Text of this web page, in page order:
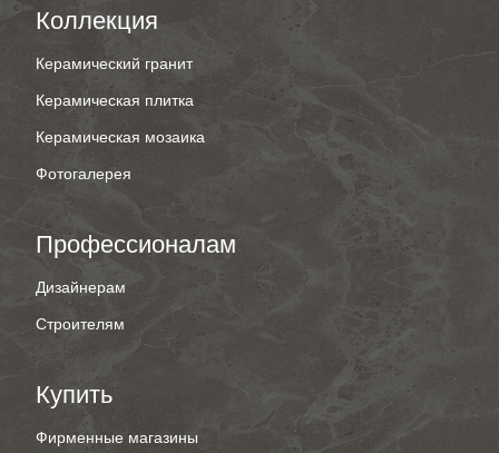
Коллекция
Керамический гранит
Керамическая плитка
Керамическая мозаика
Фотогалерея
Профессионалам
Дизайнерам
Строителям
Купить
Фирменные магазины